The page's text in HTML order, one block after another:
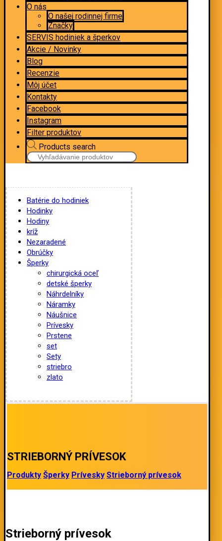
O nás
O našej rodinnej firme
Značky
SERVIS hodiniek a šperkov
Akcie / Novinky
Blog
Recenzie
Môj účet
Kontakty
Facebook
Instagram
Filter produktov
Products search
Batérie do hodiniek
Hodinky
Hodiny
kríž
Nezaradené
Obrúčky
Šperky
chirurgická oceľ
detské šperky
Náhrdelníky
Náramky
Náušnice
Prívesky
Prstene
set
Sety
striebro
zlato
STRIEBORNÝ PRÍVESOK
Produkty Šperky Prívesky Strieborný prívesok
Strieborný prívesok